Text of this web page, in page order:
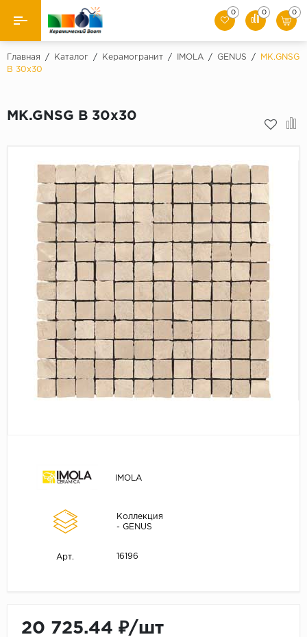
Назад
Керамическая плитка
Искусственный камень
Клинкер
0 0 0
Главная / Каталог / Керамогранит / IMOLA / GENUS /
MK.GNSG
B 30x30
MK.GNSG B 30x30
IMOLA
Коллекция
- GENUS
Арт. 16196
20 725.44 ₽/шт